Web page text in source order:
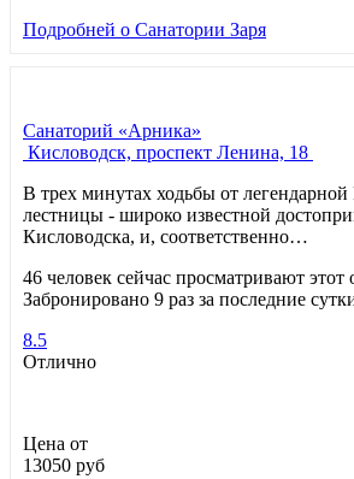
Подробней о Санатории Заря
Санаторий «Арника»
Кисловодск, проспект Ленина, 18
В трех минутах ходьбы от легендарной
лестницы - широко известной
Кисловодска, и, соответственно…
46 человек сейчас просматривают этот
Забронировано 9 раз за последние
8.5
Отлично
Цена от
13050 руб